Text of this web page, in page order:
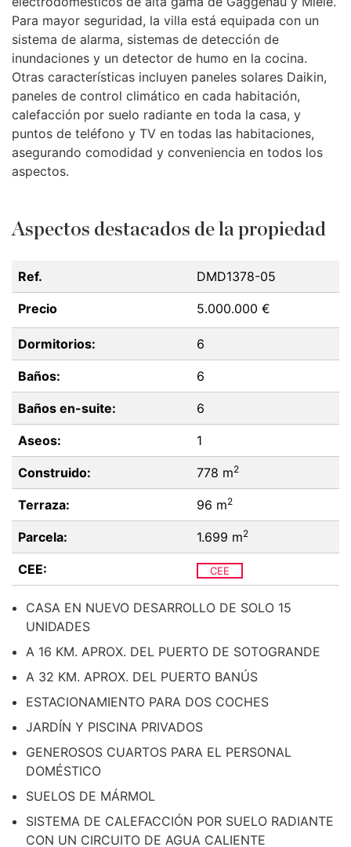
Para mayor seguridad, la villa está equipada con un
sistema de alarma, sistemas de detección de
inundaciones y un detector de humo en la cocina.
Otras características incluyen paneles solares Daikin,
paneles de control climático en cada habitación,
calefacción por suelo radiante en toda la casa, y
puntos de teléfono y TV en todas las habitaciones,
asegurando comodidad y conveniencia en todos los
aspectos.
Aspectos destacados de la propiedad
Ref. DMD1378-05
Precio 5.000.000 €
Dormitorios: 6
Baños: 6
Baños en-suite: 6
Aseos: 1
Construido: 778 m2
Terraza: 96 m2
Parcela: 1.699 m2
CEE: CEE
CASA EN NUEVO DESARROLLO DE SOLO 15
UNIDADES
A 16 KM. APROX. DEL PUERTO DE SOTOGRANDE
A 32 KM. APROX. DEL PUERTO BANÚS
ESTACIONAMIENTO PARA DOS COCHES
JARDÍN Y PISCINA PRIVADOS
GENEROSOS CUARTOS PARA EL PERSONAL
DOMÉSTICO
SUELOS DE MÁRMOL
SISTEMA DE CALEFACCIÓN POR SUELO RADIANTE
CON UN CIRCUITO DE AGUA CALIENTE